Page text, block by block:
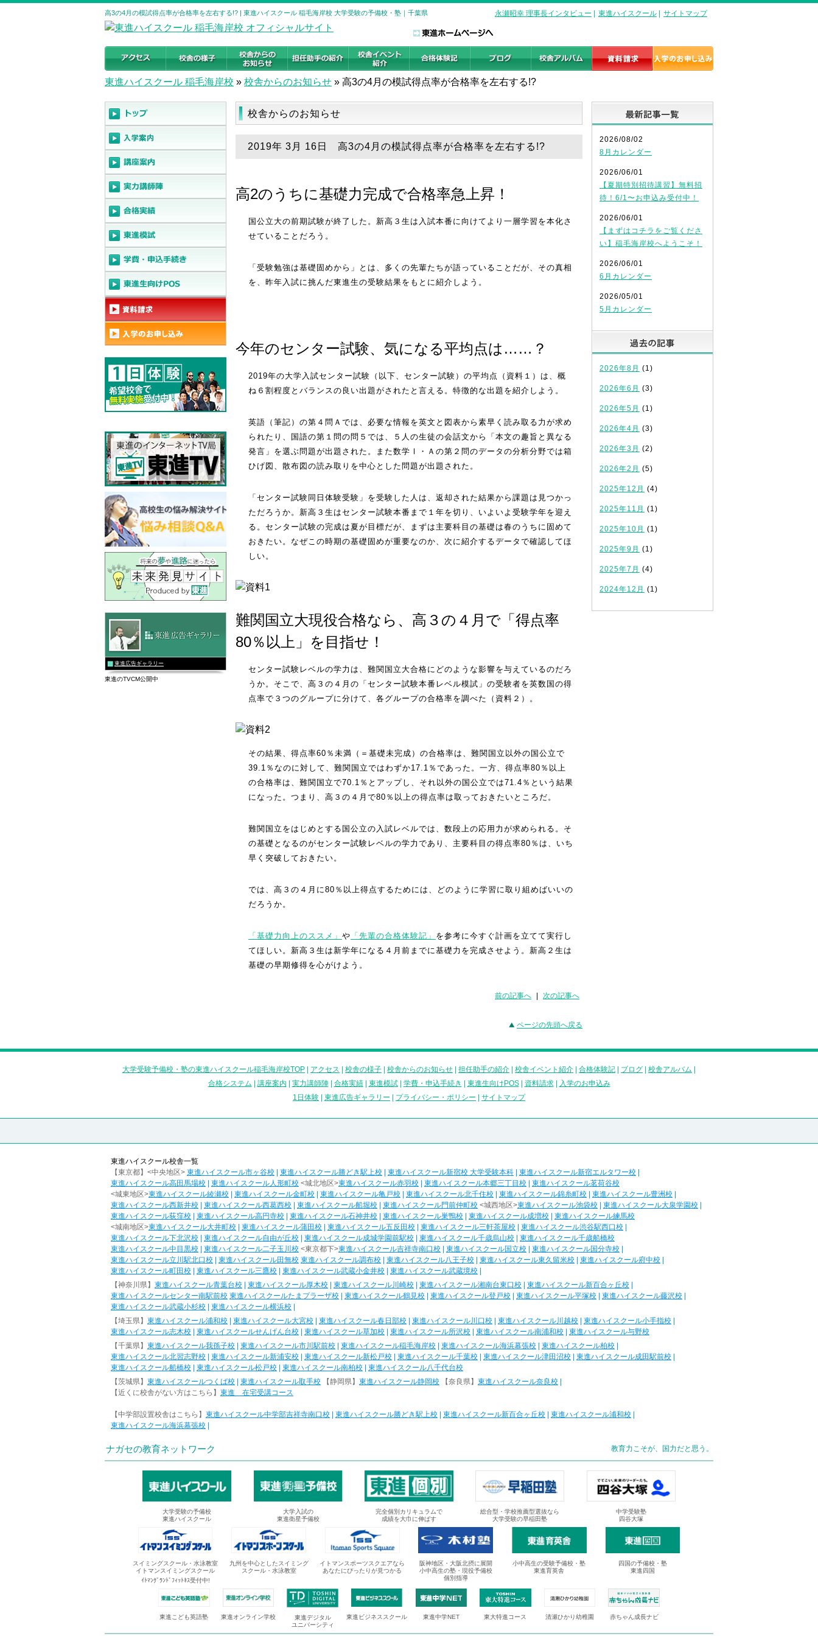
高3の4月の模試得点率が合格率を左右する!? | 東進ハイスクール 稲毛海岸校 大学受験の予備校・塾｜千葉県 永瀬昭幸 理事長インタビュー 東進ハイスクール サイトマップ
東進ハイスクール 稲毛海岸校 » 校舎からのお知らせ » 高3の4月の模試得点率が合格率を左右する!?
校舎からのお知らせ
2019年 3月 16日 高3の4月の模試得点率が合格率を左右する!?
高2のうちに基礎力完成で合格率急上昇！
国公立大の前期試験が終了した。新高３生は入試本番に向けてより一層学習を本化さ
せていることだろう。
「受験勉強は基礎固めから」とは、多くの先輩たちが語っていることだが、その真相
を、昨年入試に挑んだ東進生の受験結果をもとに紹介しよう。
今年のセンター試験、気になる平均点は……？
2019年の大学入試センター試験（以下、センター試験）の平均点（資料１）は、概
ね６割程度とバランスの良い出題がされたと言える。特徴的な出題を紹介しよう。
英語（筆記）の第４問Ａでは、必要な情報を英文と図表から素早く読み取る力が求め
られたり、国語の第１問の問５では、５人の生徒の会話文から「本文の趣旨と異なる
発言」を選ぶ問題が出題された。また数学Ⅰ・Ａの第２問のデータの分析分野では箱
ひげ図、散布図の読み取りを中心とした問題が出題された。
「センター試験同日体験受験」を受験した人は、返却された結果から課題は見つかっ
ただろうか。新高３生はセンター試験本番まで１年を切り、いよいよ受験学年を迎え
る。センター試験の完成は夏が目標だが、まずは主要科目の基礎は春のうちに固めて
おきたい。なぜこの時期の基礎固めが重要なのか、次に紹介するデータで確認してほ
しい。
難関国立大現役合格なら、高３の４月で「得点率
80％以上」を目指せ！
センター試験レベルの学力は、難関国立大合格にどのような影響を与えているのだろ
うか。そこで、高３の４月の「センター試験本番レベル模試」の受験者を英数国の得
点率で３つのグループに分けて、各グループの合格率を調べた（資料２）。
その結果、得点率60％未満（＝基礎未完成）の合格率は、難関国立以外の国公立で
39.1％なのに対して、難関国立ではわずか17.1％であった。一方、得点率80％以上
の合格率は、難関国立で70.1％とアップし、それ以外の国公立では71.4％という結果
になった。つまり、高３の４月で80％以上の得点率は取っておきたいところだ。
難関国立をはじめとする国公立の入試レベルでは、数段上の応用力が求められる。そ
の基礎となるのがセンター試験レベルの学力であり、主要科目の得点率80％は、いち
早く突破しておきたい。
では、高３の４月に80％以上得点するためには、どのように学習に取り組めばいいの
だろうか。
「基礎力向上のススメ」 や 「先輩の合格体験記」 を参考に今すぐ計画を立てて実行し
てほしい。新高３生は新学年になる４月前までに基礎力を完成させよう。新高２生は
基礎の早期修得を心がけよう。
前の記事へ 次の記事へ
ページの先頭へ戻る
2026/08/02
8月カレンダー
2026/06/01
【夏期特別招待講習】無料招
待！6/1〜お申込み受付中！
2026/06/01
【まずはコチラをご覧くださ
い】稲毛海岸校へようこそ！
2026/06/01
6月カレンダー
2026/05/01
5月カレンダー
2026年8月 (1)
2026年6月 (3)
2026年5月 (1)
2026年4月 (3)
2026年3月 (2)
2026年2月 (5)
2025年12月 (4)
2025年11月 (1)
2025年10月 (1)
2025年9月 (1)
2025年7月 (4)
2024年12月 (1)
東進広告ギャラリー
東進のTVCM公開中
大学受験予備校・塾の東進ハイスクール稲毛海岸校TOP アクセス 校舎の様子 校舎からのお知らせ 担任助手の紹介 校舎イベント紹介 合格体験記 ブログ 校舎アルバム
合格システム
講座案内 実力講師陣| 合格実績| 東進模試| 学費・申込手続き 東進生向けPOS| 資料請求|
入学のお申込み
1日体験
東進広告ギャラリー プライバシー・ポリシー サイトマップ
東進ハイスクール校舎一覧
【東京都】<中央地区> 東進ハイスクール市ヶ谷校 東進ハイスクール勝どき駅上校 東進ハイスクール新宿校 大学受験本科 東進ハイスクール新宿エルタワー校
東進ハイスクール高田馬場校
東進ハイスクール人形町校 <城北地区>東進ハイスクール赤羽校 東進ハイスクール本郷三丁目校
東進ハイスクール茗荷谷校
<城東地区>東進ハイスクール綾瀬校 東進ハイスクール金町校 東進ハイスクール亀戸校 東進ハイスクール北千住校 東進ハイスクール錦糸町校 東進ハイスクール豊洲校
東進ハイスクール西新井校
東進ハイスクール西葛西校 東進ハイスクール船堀校 東進ハイスクール門前仲町校 <城西地区>東進ハイスクール池袋校 東進ハイスクール大泉学園校
東進ハイスクール荻窪校
東進ハイスクール高円寺校 東進ハイスクール石神井校 東進ハイスクール巣鴨校 東進ハイスクール成増校
東進ハイスクール練馬校
<城南地区>東進ハイスクール大井町校 東進ハイスクール蒲田校 東進ハイスクール五反田校 東進ハイスクール三軒茶屋校 東進ハイスクール渋谷駅西口校
東進ハイスクール下北沢校
東進ハイスクール自由が丘校 東進ハイスクール成城学園前駅校 東進ハイスクール千歳烏山校
東進ハイスクール千歳船橋校
東進ハイスクール中目黒校
東進ハイスクール二子玉川校 <東京都下>東進ハイスクール吉祥寺南口校 東進ハイスクール国立校 東進ハイスクール国分寺校
東進ハイスクール立川駅北口校
東進ハイスクール田無校 東進ハイスクール調布校 東進ハイスクール八王子校 東進ハイスクール東久留米校 東進ハイスクール府中校
東進ハイスクール町田校
東進ハイスクール三鷹校 東進ハイスクール武蔵小金井校 東進ハイスクール武蔵境校
【神奈川県】 東進ハイスクール青葉台校 東進ハイスクール厚木校 東進ハイスクール川崎校 東進ハイスクール湘南台東口校 東進ハイスクール新百合ヶ丘校
東進ハイスクールセンター南駅前校 東進ハイスクールたまプラーザ校 東進ハイスクール鶴見校 東進ハイスクール登戸校 東進ハイスクール平塚校 東進ハイスクール藤沢校
東進ハイスクール武蔵小杉校
東進ハイスクール横浜校
【埼玉県】 東進ハイスクール浦和校 東進ハイスクール大宮校 東進ハイスクール春日部校 東進ハイスクール川口校 東進ハイスクール川越校 東進ハイスクール小手指校
東進ハイスクール志木校
東進ハイスクールせんげん台校 東進ハイスクール草加校 東進ハイスクール所沢校 東進ハイスクール南浦和校
東進ハイスクール与野校
【千葉県】 東進ハイスクール我孫子校 東進ハイスクール市川駅前校 東進ハイスクール稲毛海岸校 東進ハイスクール海浜幕張校 東進ハイスクール柏校
東進ハイスクール北習志野校
東進ハイスクール新浦安校 東進ハイスクール新松戸校 東進ハイスクール千葉校 東進ハイスクール津田沼校 東進ハイスクール成田駅前校
東進ハイスクール船橋校
東進ハイスクール松戸校 東進ハイスクール南柏校
東進ハイスクール八千代台校
【茨城県】 東進ハイスクールつくば校 東進ハイスクール取手校 【静岡県】 東進ハイスクール静岡校 【奈良県】 東進ハイスクール奈良校
【近くに校舎がない方はこちら】 東進 在宅受講コース
【中学部設置校舎はこちら】 東進ハイスクール中学部吉祥寺南口校 東進ハイスクール勝どき駅上校 東進ハイスクール新百合ヶ丘校 東進ハイスクール浦和校
東進ハイスクール海浜幕張校
ナガセの教育ネットワーク 教育力こそが、国力だと思う。
大学受験の予備校
東進ハイスクール
大学入試の
東進衛星予備校
完全個別カリキュラムで
成績を大巾に伸ばす
総合型・学校推薦型選抜なら
大学受験の早稲田塾
中学受験塾
四谷大塚
スイミングスクール・水泳教室
イトマンスイミングスクール
ｲﾄﾏﾝｸﾞﾗﾝﾄﾞﾌｨｯﾄﾈｽ受付中!
九州を中心としたスイミング
スクール・水泳教室
イトマンスポーツスクエアなら
あなたにぴったりが見つかる
阪神地区・大阪北摂に展開
小中高生の塾・現役予備校
個別指導
小中高生の受験予備校・塾
東進育英舎
四国の予備校・塾
東進四国
東進こども英語塾 東進オンライン学校
東進デジタル
ユニバーシティ
東進ビジネススクール 東進中学NET 東大特進コース 清瀬ひかり幼稚園 赤ちゃん成長ナビ